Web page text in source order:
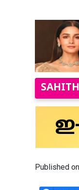
Published